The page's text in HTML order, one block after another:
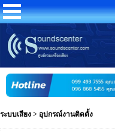
ระบบเสียง > อุปกรณ์งานติดตั้ง